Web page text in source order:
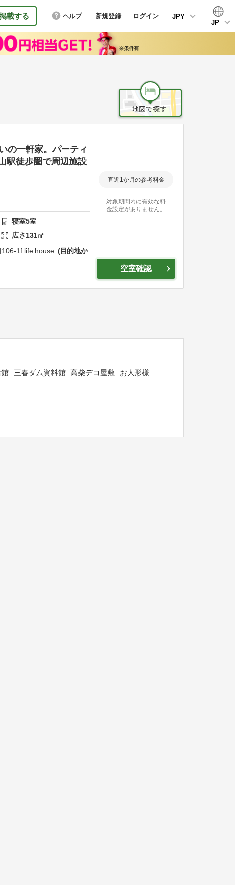
載する ヘルプ 新規登録 ログイン
JPY
JP
の一軒家。パーティ
駅徒歩圏で周辺施設
寝室5室
広さ131㎡
1f life house
目的地か
直近1か月の参考料金
対象期間内に有効な料
金設定がありません。
空室確認
館 三春ダム資料館 高柴デコ屋敷
お人形様